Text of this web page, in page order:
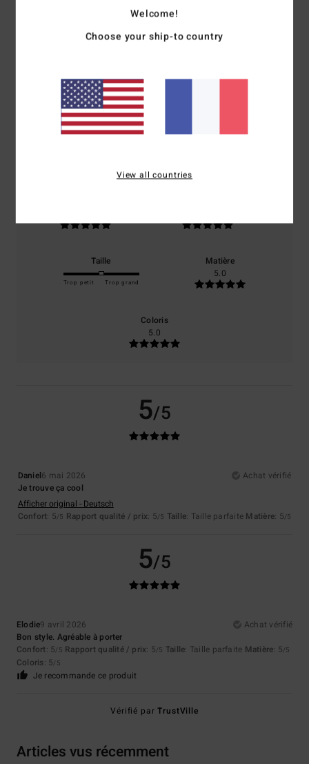
5.0
Taille
Trop petit Trop grand
Matière
5.0
Coloris
5.0
5/5
Daniel6 mai 2026
Achat vérifié
Je trouve ça cool
Afficher original - Deutsch
Confort: 5/5 Rapport qualité / prix: 5/5 Taille: Taille parfaite Matière: 5/5
5/5
Elodie9 avril 2026
Achat vérifié
Bon style. Agréable à porter
Confort: 5/5 Rapport qualité / prix: 5/5 Taille: Taille parfaite Matière: 5/5
Coloris: 5/5
Je recommande ce produit
Vérifié parTrustVille
Articles vus récemment
Welcome!
Choose your ship-to country
View all countries